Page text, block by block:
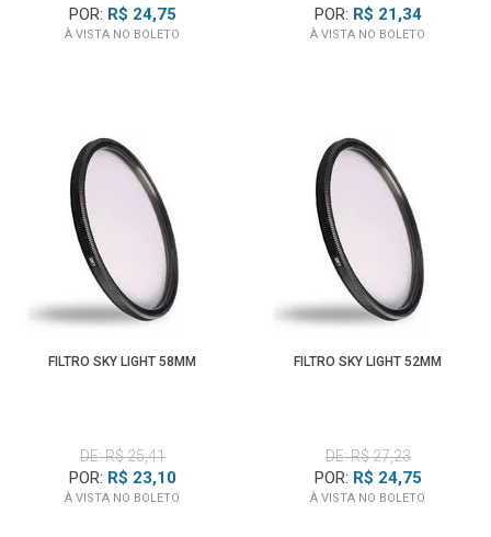
POR: R$ 24,75
À VISTA NO BOLETO
POR: R$ 21,34
À VISTA NO BOLETO
FILTRO SKY LIGHT 58MM
DE: R$ 25,41
POR: R$ 23,10
À VISTA NO BOLETO
FILTRO SKY LIGHT 52MM
DE: R$ 27,23
POR: R$ 24,75
À VISTA NO BOLETO